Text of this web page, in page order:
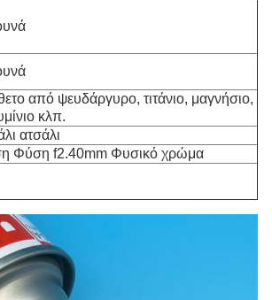
από ψευδάργυρο, τιτάνιο, μαγνήσιο,
κλπ.
ατσάλι
Φύση f2.40mm Φυσικό χρώμα